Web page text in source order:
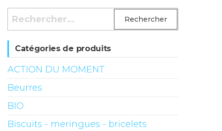
Rechercher :
Catégories de produits
ACTION DU MOMENT
Beurres
BIO
Biscuits - meringues - bricelets